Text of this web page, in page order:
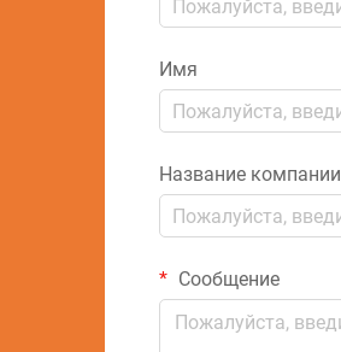
Имя
Название компании
Сообщение